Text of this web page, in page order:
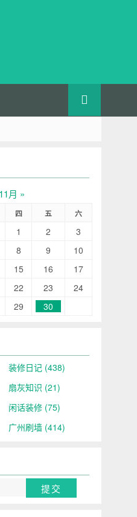
月 »
四 五 六
1 2
3
8 9
10
15 16
17
22 23
24
29 30
装修日记 (438)
扇灰知识 (21)
闲话装修 (75)
广州刷墙 (414)